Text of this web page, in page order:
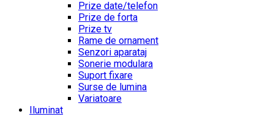
Prize date/telefon
Prize de forta
Prize tv
Rame de ornament
Senzori aparataj
Sonerie modulara
Suport fixare
Surse de lumina
Variatoare
Iluminat